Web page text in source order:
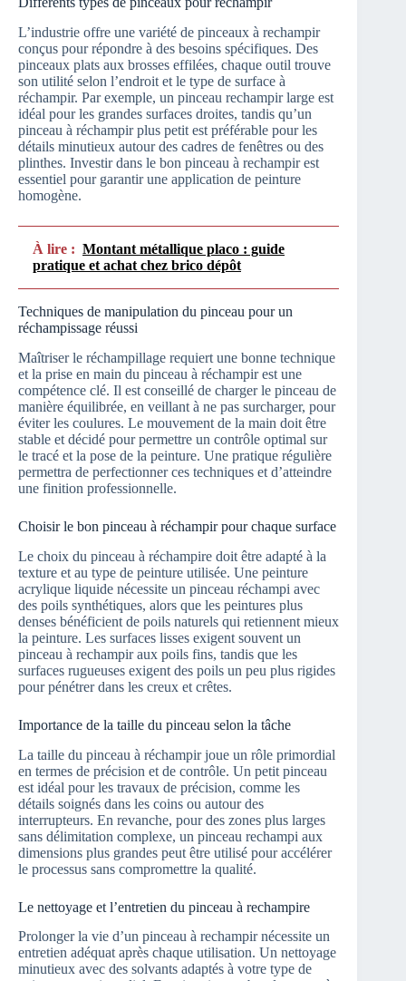
L’industrie offre une variété de pinceaux à rechampir
conçus pour répondre à des besoins spécifiques. Des
pinceaux plats aux brosses effilées, chaque outil trouve
son utilité selon l’endroit et le type de surface à
réchampir. Par exemple, un pinceau rechampir large est
idéal pour les grandes surfaces droites, tandis qu’un
pinceau à réchampir plus petit est préférable pour les
détails minutieux autour des cadres de fenêtres ou des
plinthes. Investir dans le bon pinceau à rechampir est
essentiel pour garantir une application de peinture
homogène.
À lire : Montant métallique placo : guide
pratique et achat chez brico dépôt
Techniques de manipulation du pinceau pour un
réchampissage réussi
Maîtriser le réchampillage requiert une bonne technique
et la prise en main du pinceau à réchampir est une
compétence clé. Il est conseillé de charger le pinceau de
manière équilibrée, en veillant à ne pas surcharger, pour
éviter les coulures. Le mouvement de la main doit être
stable et décidé pour permettre un contrôle optimal sur
le tracé et la pose de la peinture. Une pratique régulière
permettra de perfectionner ces techniques et d’atteindre
une finition professionnelle.
Choisir le bon pinceau à réchampir pour chaque surface
Le choix du pinceau à réchampire doit être adapté à la
texture et au type de peinture utilisée. Une peinture
acrylique liquide nécessite un pinceau réchampi avec
des poils synthétiques, alors que les peintures plus
denses bénéficient de poils naturels qui retiennent mieux
la peinture. Les surfaces lisses exigent souvent un
pinceau à rechampir aux poils fins, tandis que les
surfaces rugueuses exigent des poils un peu plus rigides
pour pénétrer dans les creux et crêtes.
Importance de la taille du pinceau selon la tâche
La taille du pinceau à réchampir joue un rôle primordial
en termes de précision et de contrôle. Un petit pinceau
est idéal pour les travaux de précision, comme les
détails soignés dans les coins ou autour des
interrupteurs. En revanche, pour des zones plus larges
sans délimitation complexe, un pinceau rechampi aux
dimensions plus grandes peut être utilisé pour accélérer
le processus sans compromettre la qualité.
Le nettoyage et l’entretien du pinceau à rechampire
Prolonger la vie d’un pinceau à rechampir nécessite un
entretien adéquat après chaque utilisation. Un nettoyage
minutieux avec des solvants adaptés à votre type de